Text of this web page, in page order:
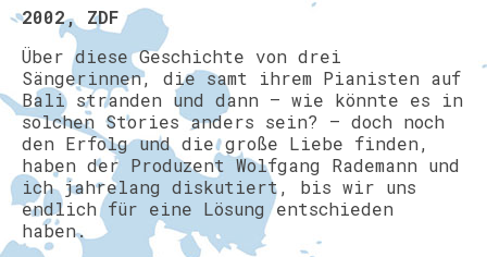
2002, ZDF
Über diese Geschichte von drei
Sängerinnen, die samt ihrem Pianisten auf
Bali stranden und dann – wie könnte es in
solchen Stories anders sein? – doch noch
den Erfolg und die große Liebe finden,
haben der Produzent Wolfgang Rademann und
ich jahrelang diskutiert, bis wir uns
endlich für eine Lösung entschieden
haben.